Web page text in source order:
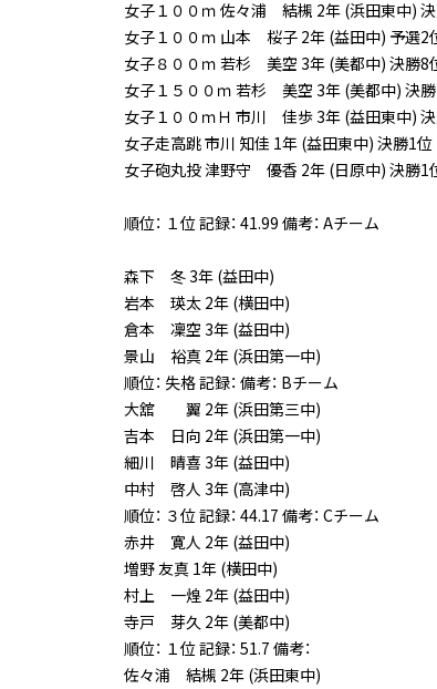
女子１００ｍ 佐々浦 結槻 2年 (浜田東中) 決
女子１００ｍ 山本 桜子 2年 (益田中) 予選2位
女子８００ｍ 若杉 美空 3年 (美都中) 決勝8
女子１５００ｍ 若杉 美空 3年 (美都中) 決
女子１００ｍＨ 市川 佳歩 3年 (益田東中) 決
女子走高跳 市川 知佳 1年 (益田東中) 決勝1
女子砲丸投 津野守 優香 2年 (日原中) 決勝1
順位： １位 記録： 41.99 備考： Aチーム
森下 冬 3年 (益田中)
岩本 瑛太 2年 (横田中)
倉本 凜空 3年 (益田中)
景山 裕真 2年 (浜田第一中)
順位： 失格 記録： 備考： Bチーム
大舘 翼 2年 (浜田第三中)
吉本 日向 2年 (浜田第一中)
細川 晴喜 3年 (益田中)
中村 啓人 3年 (高津中)
順位： ３位 記録： 44.17 備考： Cチーム
赤井 寛人 2年 (益田中)
増野 友真 1年 (横田中)
村上 一煌 2年 (益田中)
寺戸 芽久 2年 (美都中)
順位： １位 記録： 51.7 備考：
佐々浦 結槻 2年 (浜田東中)